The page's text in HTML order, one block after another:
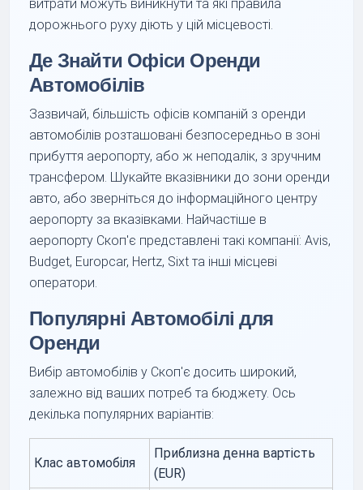
витрати можуть виникнути та які правила
дорожнього руху діють у цій місцевості.
Де Знайти Офіси Оренди
Автомобілів
Зазвичай, більшість офісів компаній з оренди
автомобілів розташовані безпосередньо в зоні
прибуття аеропорту, або ж неподалік, з зручним
трансфером. Шукайте вказівники до зони оренди
авто, або зверніться до інформаційного центру
аеропорту за вказівками. Найчастіше в
аеропорту Скоп'є представлені такі компанії: Avis,
Budget, Europcar, Hertz, Sixt та інші місцеві
оператори.
Популярні Автомобілі для
Оренди
Вибір автомобілів у Скоп'є досить широкий,
залежно від ваших потреб та бюджету. Ось
декілька популярних варіантів:
Клас автомобіля
Приблизна денна вартість
(EUR)